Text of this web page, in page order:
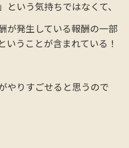
という気持ちではなくて、
が発生している報酬の一部
いうことが含まれている！
やりすごせると思うので